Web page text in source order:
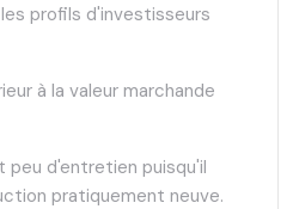
profils d'investisseurs
à la valeur marchande
peu d'entretien puisqu'il
pratiquement neuve.